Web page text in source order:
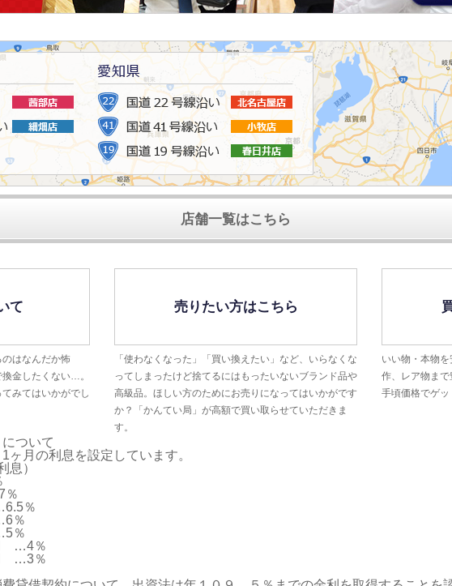
店舗一覧はこちら
て
はなんだか怖
金したくない…。
みてはいかがでし
売りたい方はこちら
「使わなくなった」「買い換えたい」など、いらなくな
ってしまったけど捨てるにはもったいないブランド品や
高級品。ほしい方のためにお売りになってはいかがです
か？「かんてい局」が高額で買い取らせていただきま
す。
いい物・本物
作、レア物ま
手頃価格でゲッ
について
ヶ月の利息を設定しています。
息）
％
％
％
％
…4％
…3％